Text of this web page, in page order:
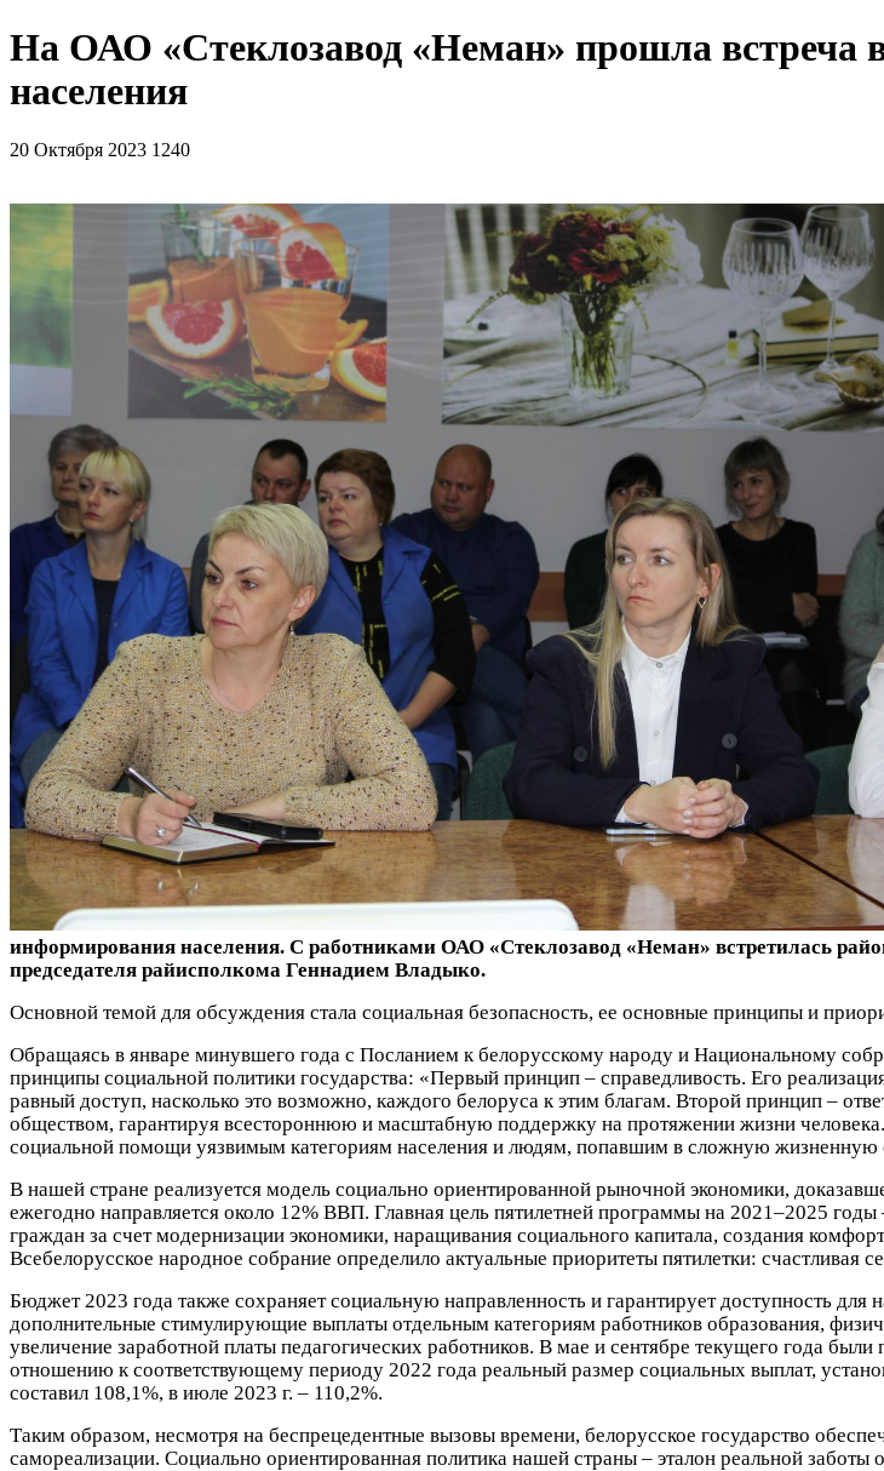
На ОАО «Стеклозавод «Неман» прошла встреча
населения
20 Октября 2023 1240
информирования населения. С работниками ОАО «Стеклозавод «Неман» встретилась
председателя райисполкома Геннадием Владыко.
Основной темой для обсуждения стала социальная безопасность, ее основные принципы и
Обращаясь в январе минувшего года с Посланием к белорусскому народу и Национальному
принципы социальной политики государства: «Первый принцип – справедливость. Его
равный доступ, насколько это возможно, каждого белоруса к этим благам. Второй принцип –
обществом, гарантируя всестороннюю и масштабную поддержку на протяжении жизни
социальной помощи уязвимым категориям населения и людям, попавшим в сложную жизненную
В нашей стране реализуется модель социально ориентированной рыночной экономики,
ежегодно направляется около 12% ВВП. Главная цель пятилетней программы на 2021–2025
граждан за счет модернизации экономики, наращивания социального капитала, создания
Всебелорусское народное собрание определило актуальные приоритеты пятилетки: счастливая
Бюджет 2023 года также сохраняет социальную направленность и гарантирует доступность для
дополнительные стимулирующие выплаты отдельным категориям работников образования,
увеличение заработной платы педагогических работников. В мае и сентябре текущего года
отношению к соответствующему периоду 2022 года реальный размер социальных выплат,
составил 108,1%, в июле 2023 г. – 110,2%.
Таким образом, несмотря на беспрецедентные вызовы времени, белорусское государство
самореализации. Социально ориентированная политика нашей страны – эталон реальной заботы